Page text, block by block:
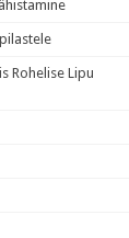
Rohelise Lipu